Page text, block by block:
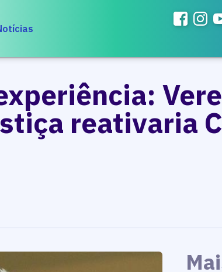
reativaria